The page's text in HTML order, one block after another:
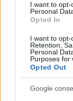
I want to
Personal
Opted In
I want to opt-
Retention,
Personal
Purposes for
Opted Out
Google
Az
stolzingimalter•2019.
Persze, nem